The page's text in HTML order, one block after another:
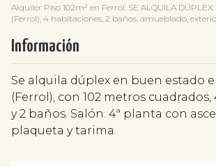
Alquiler Piso 102m² en Ferrol. SE ALQUILA DÚPLEX
(Ferrol), 4 habitaciones, 2 baños, amueblado,
Información
Se alquila dúplex en buen estado
(Ferrol), con 102 metros
y 2 baños. Salón. 4ª planta con
plaqueta y tarima.